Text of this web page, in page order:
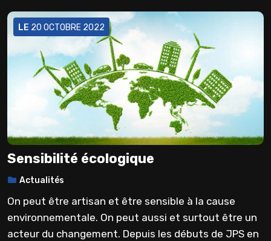
Sensibilité écologique
LE 20 OCTOBRE 2022
Actualités
On peut être artisan et être sensible à la cause
environnementale. On peut aussi et surtout être un
acteur du changement. Depuis les débuts de JPS en